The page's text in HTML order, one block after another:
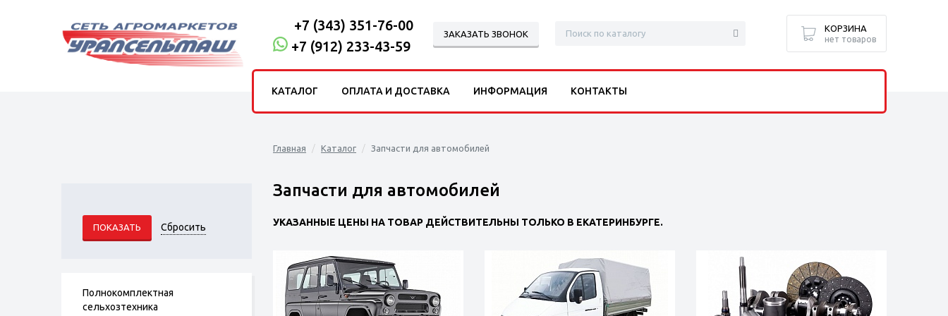
Полнокомплектная
сельхозтехника
Главная Каталог Запчасти для автомобилей
Запчасти для автомобилей
УКАЗАННЫЕ ЦЕНЫ НА ТОВАР ДЕЙСТВИТЕЛЬНЫ ТОЛЬКО В ЕКАТЕРИНБУРГЕ.
+7 (343) 351-76-00
+7 (912) 233-43-59
ЗАКАЗАТЬ ЗВОНОК
КОРЗИНА
нет товаров
КАТАЛОГ ОПЛАТА И ДОСТАВКА ИНФОРМАЦИЯ КОНТАКТЫ